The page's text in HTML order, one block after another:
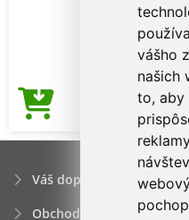
vášho
našich
to, aby
Váš dopyt
Obchodné podmienky